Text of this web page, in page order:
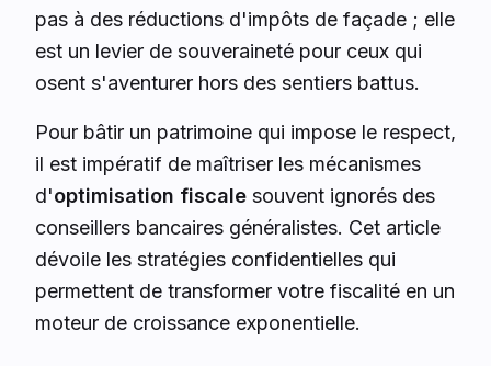
pas à des réductions d'impôts de façade ; elle
est un levier de souveraineté pour ceux qui
osent s'aventurer hors des sentiers battus.
Pour bâtir un patrimoine qui impose le respect,
il est impératif de maîtriser les mécanismes
d'optimisation fiscale souvent ignorés des
conseillers bancaires généralistes. Cet article
dévoile les stratégies confidentielles qui
permettent de transformer votre fiscalité en un
moteur de croissance exponentielle.